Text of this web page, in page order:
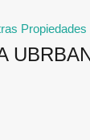
Propiedades